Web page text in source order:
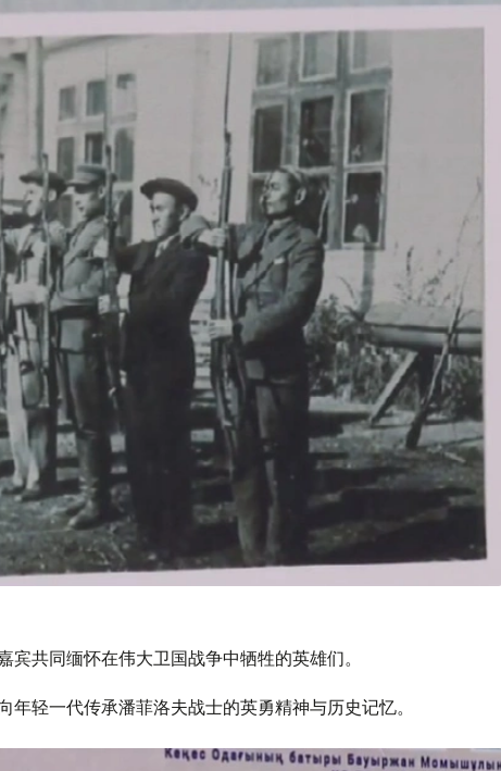
共同缅怀在伟大卫国战争中牺牲的英雄们。
轻一代传承潘菲洛夫战士的英勇精神与历史记忆。